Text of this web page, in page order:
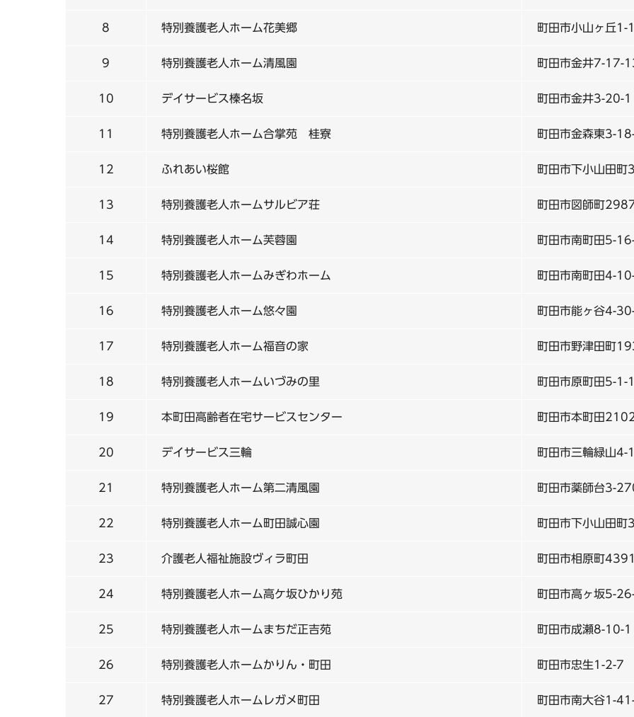
8 特別養護老人ホーム花美郷 町田市小山ヶ丘1-
9 特別養護老人ホーム清風園 町田市金井7-17-
10 デイサービス榛名坂 町田市金井3-20-1
11 特別養護老人ホーム合掌苑 桂寮 町田市金森東3-
12 ふれあい桜館 町田市下小山田
13 特別養護老人ホームサルビア荘 町田市図師町
14 特別養護老人ホーム芙蓉園 町田市南町田5-
15 特別養護老人ホームみぎわホーム 町田市南町田4-
16 特別養護老人ホーム悠々園 町田市能ヶ谷4-
17 特別養護老人ホーム福音の家 町田市野津田町
18 特別養護老人ホームいづみの里 町田市原町田5-1-
19 本町田高齢者在宅サービスセンター 町田市本町田
20 デイサービス三輪 町田市三輪緑山4-
21 特別養護老人ホーム第二清風園 町田市薬師台3-
22 特別養護老人ホーム町田誠心園 町田市下小山田
23 介護老人福祉施設ヴィラ町田 町田市相原町
24 特別養護老人ホーム高ケ坂ひかり苑 町田市高ヶ坂5-
25 特別養護老人ホームまちだ正吉苑 町田市成瀬8-10-1
26 特別養護老人ホームかりん・町田 町田市忠生1-2-7
27 特別養護老人ホームレガメ町田 町田市南大谷1-